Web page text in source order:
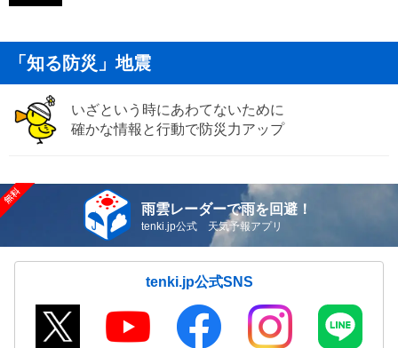
「知る防災」地震
いざという時にあわてないために
確かな情報と行動で防災力アップ
雨雲レーダーで雨を回避！
tenki.jp公式 天気予報アプリ
tenki.jp公式SNS